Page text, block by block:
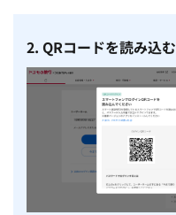
2. QRコードを読み込む